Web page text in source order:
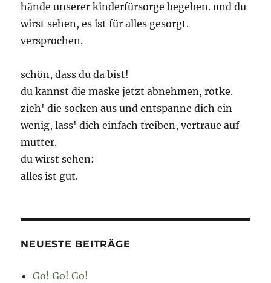
hände unserer kinderfürsorge begeben. und du
wirst sehen, es ist für alles gesorgt.
versprochen.
schön, dass du da bist!
du kannst die maske jetzt abnehmen, rotke.
zieh' die socken aus und entspanne dich ein
wenig, lass' dich einfach treiben, vertraue auf
mutter.
du wirst sehen:
alles ist gut.
NEUESTE BEITRÄGE
Go! Go! Go!